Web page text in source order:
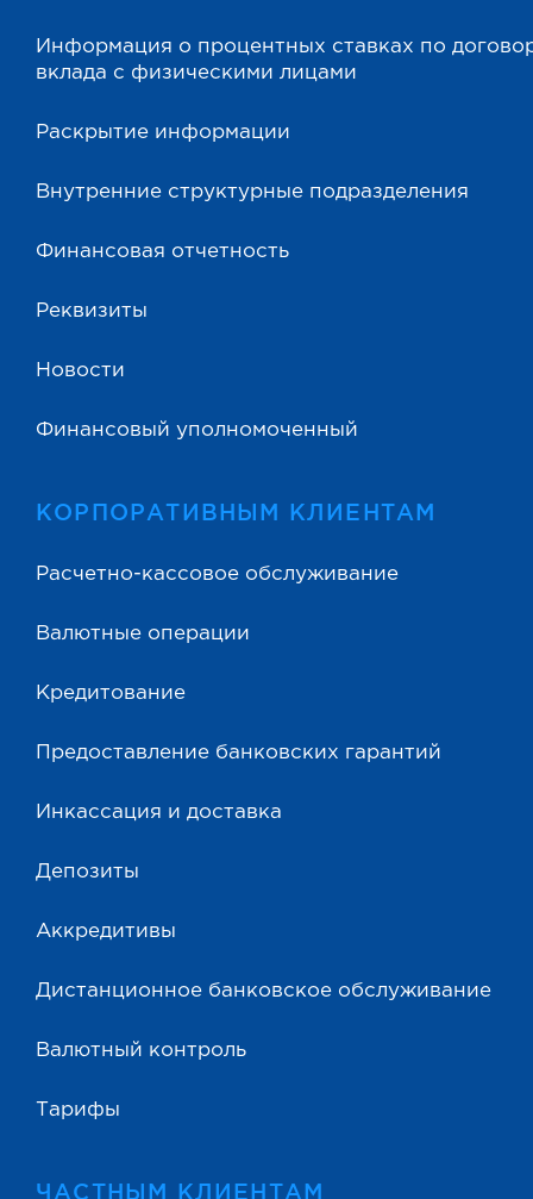
Информация о процентных ставках по
вклада с физическими лицами
Раскрытие информации
Внутренние структурные подразделения
Финансовая отчетность
Реквизиты
Новости
Финансовый уполномоченный
КОРПОРАТИВНЫМ КЛИЕНТАМ
Расчетно-кассовое обслуживание
Валютные операции
Кредитование
Предоставление банковских гарантий
Инкассация и доставка
Депозиты
Аккредитивы
Дистанционное банковское обслуживание
Валютный контроль
Тарифы
ЧАСТНЫМ КЛИЕНТАМ